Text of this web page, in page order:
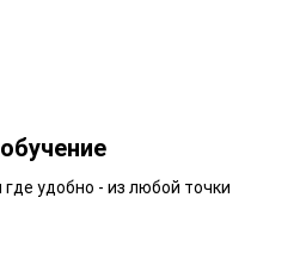
удобно - из любой точки